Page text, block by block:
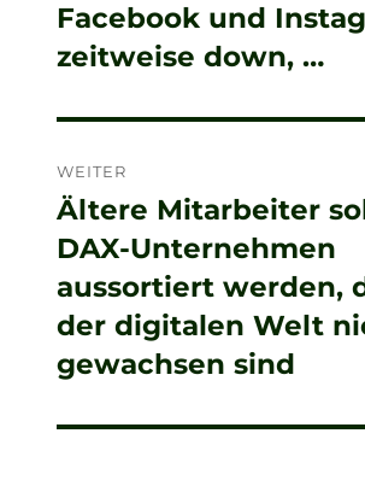
Beitrag:
Facebook und
zeitweise down, …
WEITER
Nächster
Beitrag:
Ältere Mitarbeiter
DAX-Unternehmen
aussortiert werden,
der digitalen Welt
gewachsen sind